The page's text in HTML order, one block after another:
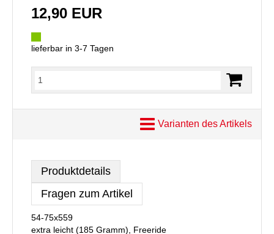
12,90 EUR
lieferbar in 3-7 Tagen
Varianten des Artikels
Produktdetails
Fragen zum Artikel
54-75x559
extra leicht (185 Gramm), Freeride